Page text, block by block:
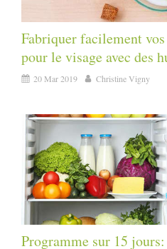
Fabriquer facilement
pour le visage avec des
20 Mar 2019 Christine Vigny
Programme sur 15